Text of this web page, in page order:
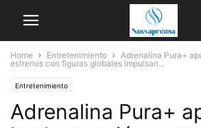
Home Entretenimiento
Adrenalina Pura+
estrenos con figuras globales impulsan...
Entretenimiento
Adrenalina Pura+